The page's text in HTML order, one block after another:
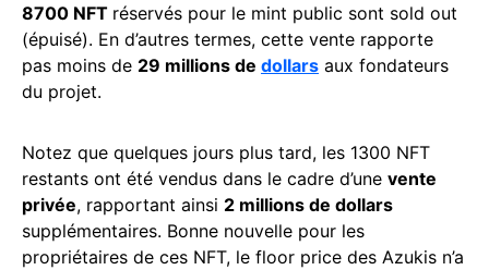
8700 NFT réservés pour le mint public sont sold out
(épuisé). En d’autres termes, cette vente rapporte
pas moins de 29 millions de dollars aux fondateurs
du projet.
Notez que quelques jours plus tard, les 1300 NFT
restants ont été vendus dans le cadre d’une vente
privée, rapportant ainsi 2 millions de dollars
supplémentaires. Bonne nouvelle pour les
propriétaires de ces NFT, le floor price des Azukis n’a